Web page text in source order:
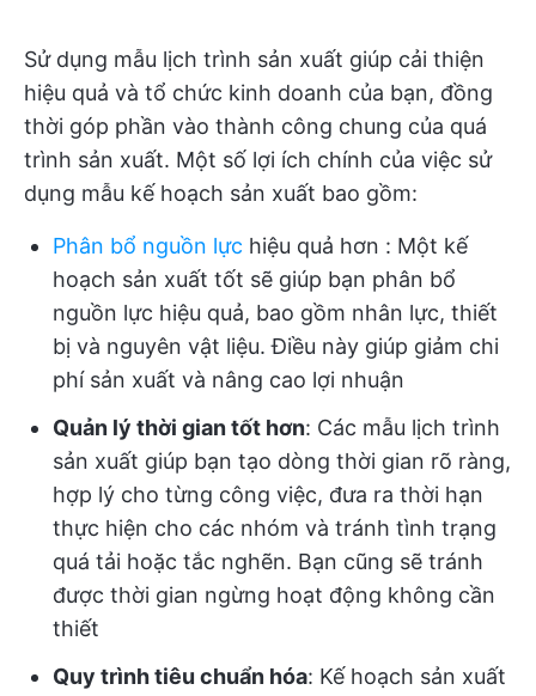
Sử dụng mẫu lịch trình sản xuất giúp cải thiện
hiệu quả và tổ chức kinh doanh của bạn, đồng
thời góp phần vào thành công chung của quá
trình sản xuất. Một số lợi ích chính của việc sử
dụng mẫu kế hoạch sản xuất bao gồm:
Phân bổ nguồn lực hiệu quả hơn : Một kế
hoạch sản xuất tốt sẽ giúp bạn phân bổ
nguồn lực hiệu quả, bao gồm nhân lực, thiết
bị và nguyên vật liệu. Điều này giúp giảm chi
phí sản xuất và nâng cao lợi nhuận
Quản lý thời gian tốt hơn: Các mẫu lịch trình
sản xuất giúp bạn tạo dòng thời gian rõ ràng,
hợp lý cho từng công việc, đưa ra thời hạn
thực hiện cho các nhóm và tránh tình trạng
quá tải hoặc tắc nghẽn. Bạn cũng sẽ tránh
được thời gian ngừng hoạt động không cần
thiết
Quy trình tiêu chuẩn hóa: Kế hoạch sản xuất